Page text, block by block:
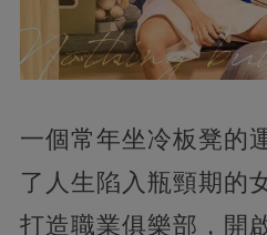
一個常年坐冷板凳的
了人生陷入瓶頸期的
打造職業俱樂部，開